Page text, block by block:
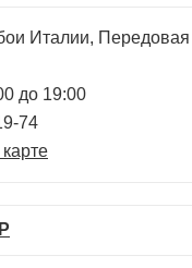
Италии,
до 19:00
74